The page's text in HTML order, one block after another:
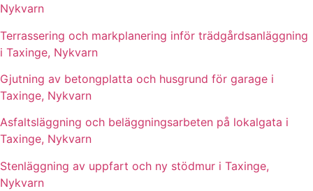
Nykvarn
Terrassering och markplanering inför trädgårdsanläggning
i Taxinge, Nykvarn
Gjutning av betongplatta och husgrund för garage i
Taxinge, Nykvarn
Asfaltsläggning och beläggningsarbeten på lokalgata i
Taxinge, Nykvarn
Stenläggning av uppfart och ny stödmur i Taxinge,
Nykvarn